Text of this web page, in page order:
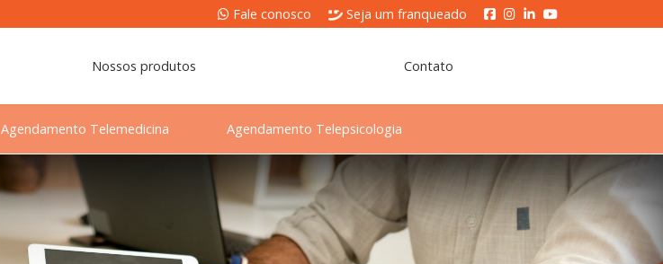
Fale conosco Seja um franqueado
Nossos produtos Contato
Agendamento Telemedicina Agendamento Telepsicologia